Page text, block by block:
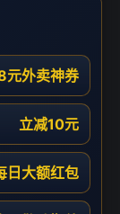
元外卖神券
立减10元
日大额红包